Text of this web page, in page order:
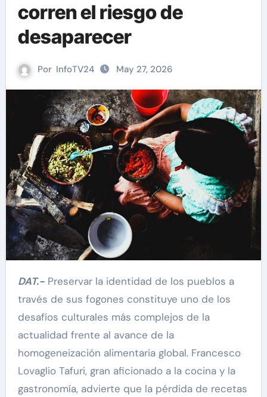
corren el riesgo de
desaparecer
Por InfoTV24 May 27, 2026
DAT.-Preservar la identidad de los pueblos a
través de sus fogones constituye uno de los
desafíos culturales más complejos de la
actualidad frente al avance de la
homogeneización alimentaria global. Francesco
Lovaglio Tafuri, gran aficionado a la cocina y la
gastronomía, advierte que la pérdida de recetas